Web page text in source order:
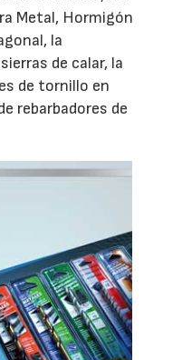
Metal, Hormigón
la
de calar, la
de tornillo en
rebarbadores de